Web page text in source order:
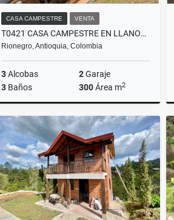
CASA CAMPESTRE VENTA
T0421 CASA CAMPESTRE EN LLANOGRANDE, ANTIOQUIA
Rionegro, Antioquia, Colombia
3Alcobas 2Garaje
3 Baños 300Área m2
Venta
$2.400.000.000
Alquiler
$12.000.000